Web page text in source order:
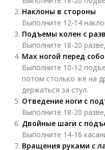
Наклоны в стороны
Выполните 12-14
Подъемы колен с
Выполните 18-20
Мах ногой перед
Выполните 10-12
потом столько же на
держаться за стул.
Отведение ноги с
Выполните 18-20
Двойные шаги с
Выполните 14-16
Вращения руками с